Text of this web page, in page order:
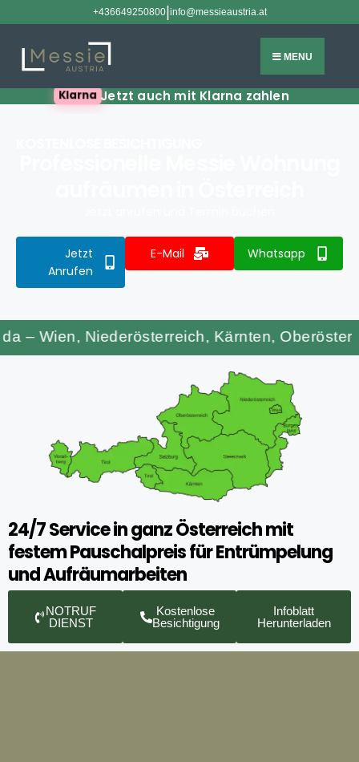
+436649250800| info@messieaustria.at
MENU
Klarna Jetzt auch mit Klarna zahlen
Jetzt
Anrufen
E-Mail Whatsapp
Niederösterreich, Kärnten, Oberösterreich,
24/7 Service in ganz Österreich mit
festem Pauschalpreis für Entrümpelung
und Aufräumarbeiten
NOTRUF
DIENST
Kostenlose
Besichtigung
Infoblatt
Herunterladen